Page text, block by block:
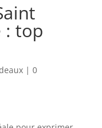
: top
| 0